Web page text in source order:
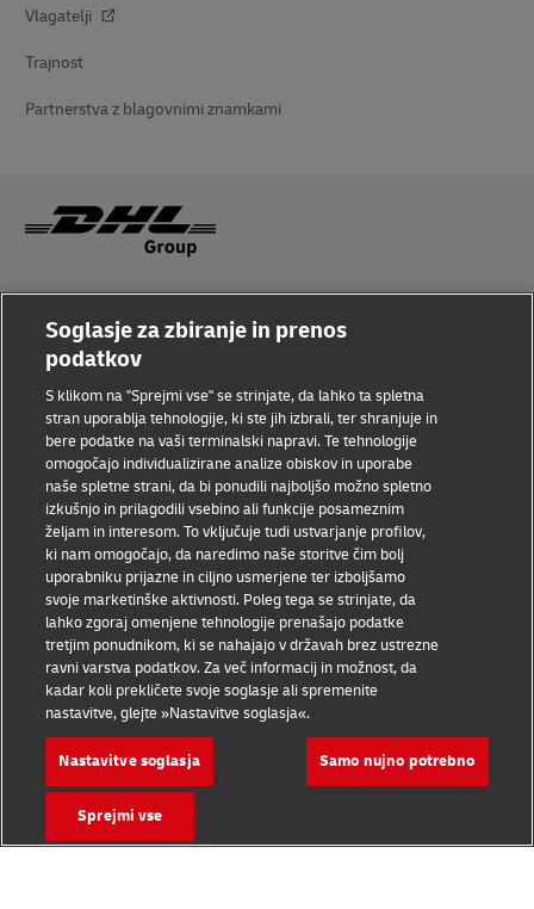
Vlagatelji
Trajnost
Partnerstva z blagovnimi znamkami
Pravno obvestilo
Pogoji uporabe
Varstvo podatkov
Dostopnost
Dodatne informacije
Nastavitve piškotkov
Sledite nam
2026 © - vse pravice so pridržane
Soglasje za zbiranje in prenos
podatkov
S klikom na "Sprejmi vse" se strinjate, da lahko ta spletna
stran uporablja tehnologije, ki ste jih izbrali, ter shranjuje in
bere podatke na vaši terminalski napravi. Te tehnologije
omogočajo individualizirane analize obiskov in uporabe
naše spletne strani, da bi ponudili najboljšo možno spletno
izkušnjo in prilagodili vsebino ali funkcije posameznim
željam in interesom. To vključuje tudi ustvarjanje profilov,
ki nam omogočajo, da naredimo naše storitve čim bolj
uporabniku prijazne in ciljno usmerjene ter izboljšamo
svoje marketinške aktivnosti. Poleg tega se strinjate, da
lahko zgoraj omenjene tehnologije prenašajo podatke
tretjim ponudnikom, ki se nahajajo v državah brez ustrezne
ravni varstva podatkov. Za več informacij in možnost, da
kadar koli prekličete svoje soglasje ali spremenite
nastavitve, glejte »Nastavitve soglasja«.
Nastavitve soglasja Samo nujno potrebno
Sprejmi vse